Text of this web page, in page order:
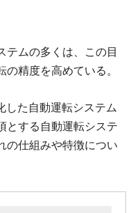
テムの多くは、この目
精度を高めている。
した自動運転システム
とする自動運転システ
の仕組みや特徴につい